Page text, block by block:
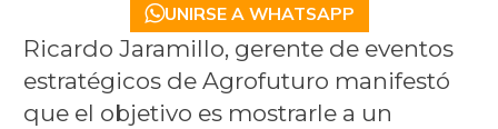
UNIRSE A WHATSAPP
Ricardo Jaramillo, gerente de eventos
estratégicos de Agrofuturo manifestó
que el objetivo es mostrarle a un